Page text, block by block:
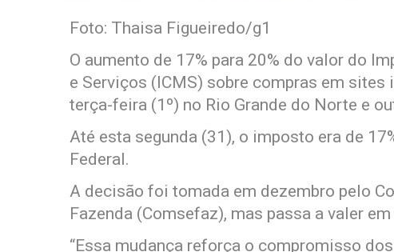
Foto: Thaisa Figueiredo/g1
O aumento de 17% para 20% do valor do
e Serviços (ICMS) sobre compras em
terça-feira (1º) no Rio Grande do Norte e
Até esta segunda (31), o imposto era de
Federal.
A decisão foi tomada em dezembro pelo
Fazenda (Comsefaz), mas passa a valer
“Essa mudança reforça o compromisso